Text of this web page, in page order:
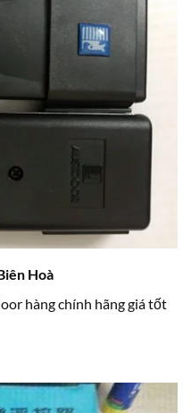
Hoà
hàng chính hãng giá tốt